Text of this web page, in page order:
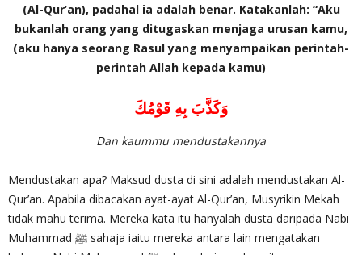
(Al-Qur’an), padahal ia adalah benar. Katakanlah: “Aku
bukanlah orang yang ditugaskan menjaga urusan kamu,
(aku hanya seorang Rasul yang menyampaikan perintah-
perintah Allah kepada kamu)
وَكَذَّبَ بِهِ قَوْمُكَ
Dan kaummu mendustakannya
Mendustakan apa? Maksud dusta di sini adalah mendustakan Al-
Qur’an. Apabila dibacakan ayat-ayat Al-Qur’an, Musyrikin Mekah
tidak mahu terima. Mereka kata itu hanyalah dusta daripada Nabi
Muhammad ﷺ sahaja iaitu mereka antara lain mengatakan